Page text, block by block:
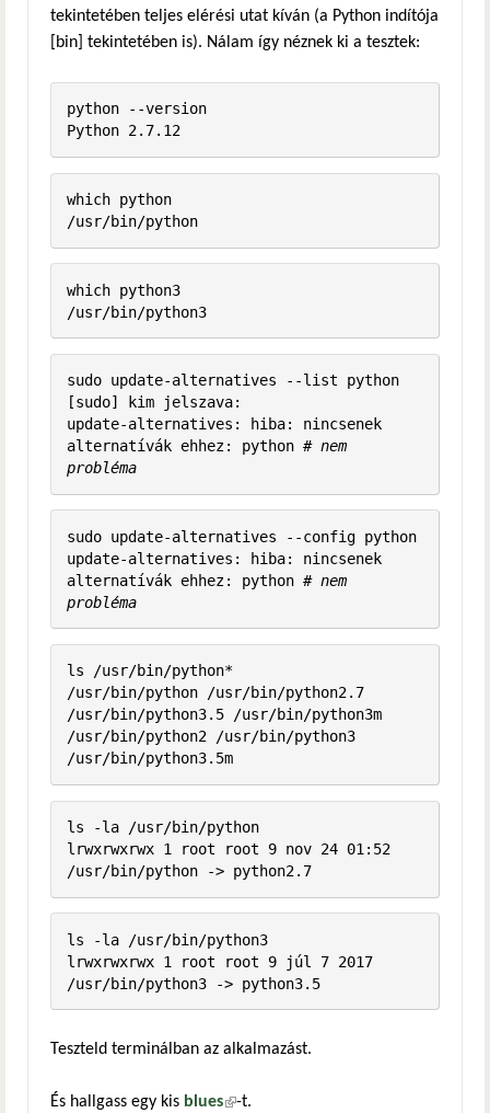
tekintetében teljes elérési utat kíván (a Python indítója
[bin] tekintetében is). Nálam így néznek ki a tesztek:
python --version
Python 2.7.12
which python
/usr/bin/python
which python3
/usr/bin/python3
sudo update-alternatives --list python
[sudo] kim jelszava:
update-alternatives: hiba: nincsenek
alternatívák ehhez: python # nem
probléma
sudo update-alternatives --config python
update-alternatives: hiba: nincsenek
alternatívák ehhez: python # nem
probléma
ls /usr/bin/python*
/usr/bin/python /usr/bin/python2.7
/usr/bin/python3.5 /usr/bin/python3m
/usr/bin/python2 /usr/bin/python3
/usr/bin/python3.5m
ls -la /usr/bin/python
lrwxrwxrwx 1 root root 9 nov 24 01:52
/usr/bin/python -> python2.7
ls -la /usr/bin/python3
lrwxrwxrwx 1 root root 9 júl 7 2017
/usr/bin/python3 -> python3.5
Teszteld terminálban az alkalmazást.
És hallgass egy kis blues(külső hivatkozás)
-t.